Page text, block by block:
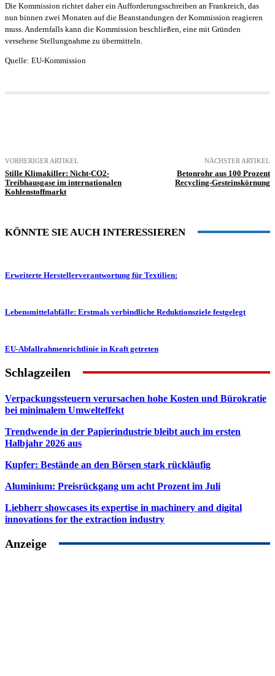
Die Kommission richtet daher ein Aufforderungsschreiben an Frankreich, das
nun binnen zwei Monaten auf die Beanstandungen der Kommission reagieren
muss. Andernfalls kann die Kommission beschließen, eine mit Gründen
versehene Stellungnahme zu übermitteln.
Quelle: EU-Kommission
VORHERIGER ARTIKEL
Stille Klimakiller: Nicht-CO2-
Treibhausgase im internationalen
Kohlenstoffmarkt
NÄCHSTER ARTIKEL
Betonrohr aus 100 Prozent
Recycling-Gesteinskörnung
KÖNNTE SIE AUCH INTERESSIEREN
Erweiterte Herstellerverantwortung für Textilien:
Lebensmittelabfälle: Erstmals verbindliche Reduktionsziele festgelegt
EU-Abfallrahmenrichtlinie in Kraft getreten
Schlagzeilen
Verpackungssteuern verursachen hohe Kosten und Bürokratie
bei minimalem Umwelteffekt
Trendwende in der Papierindustrie bleibt auch im ersten
Halbjahr 2026 aus
Kupfer: Bestände an den Börsen stark rückläufig
Aluminium: Preisrückgang um acht Prozent im Juli
Liebherr showcases its expertise in machinery and digital
innovations for the extraction industry
Anzeige